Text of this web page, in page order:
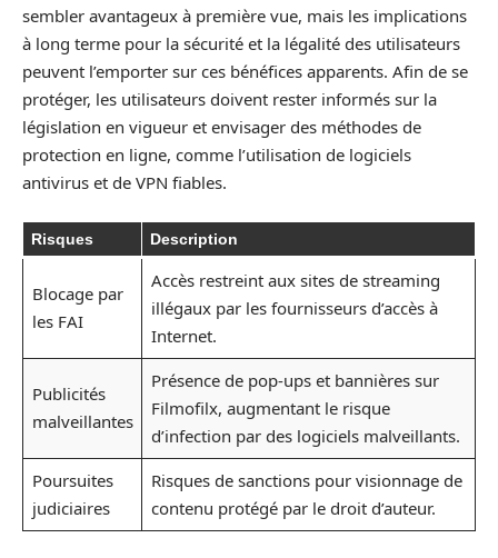
sembler avantageux à première vue, mais les implications
à long terme pour la sécurité et la légalité des utilisateurs
peuvent l’emporter sur ces bénéfices apparents. Afin de se
protéger, les utilisateurs doivent rester informés sur la
législation en vigueur et envisager des méthodes de
protection en ligne, comme l’utilisation de logiciels
antivirus et de VPN fiables.
Risques Description
Blocage par
les FAI
Accès restreint aux sites de streaming
illégaux par les fournisseurs d’accès à
Internet.
Publicités
malveillantes
Présence de pop-ups et bannières sur
Filmofilx, augmentant le risque
d’infection par des logiciels malveillants.
Poursuites
judiciaires
Risques de sanctions pour visionnage de
contenu protégé par le droit d’auteur.